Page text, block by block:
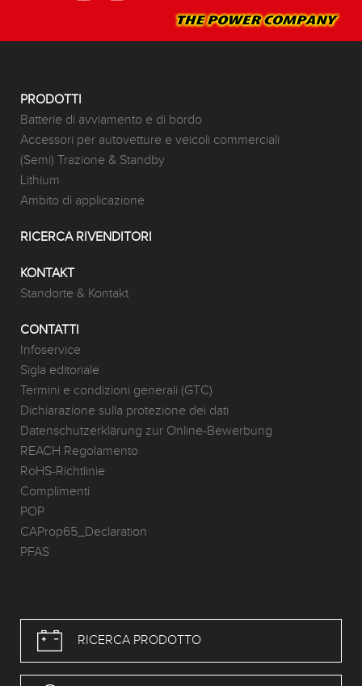
PRODOTTI
Batterie di avviamento e di bordo
Accessori per autovetture e veicoli commerciali
(Semi) Trazione & Standby
Lithium
Ambito di applicazione
RICERCA RIVENDITORI
KONTAKT
Standorte & Kontakt
CONTATTI
Infoservice
Sigla editoriale
Termini e condizioni generali (GTC)
Dichiarazione sulla protezione dei dati
Datenschutzerklärung zur Online-Bewerbung
REACH Regolamento
RoHS-Richtlinie
Complimenti
POP
CAProp65_Declaration
PFAS
RICERCA PRODOTTO